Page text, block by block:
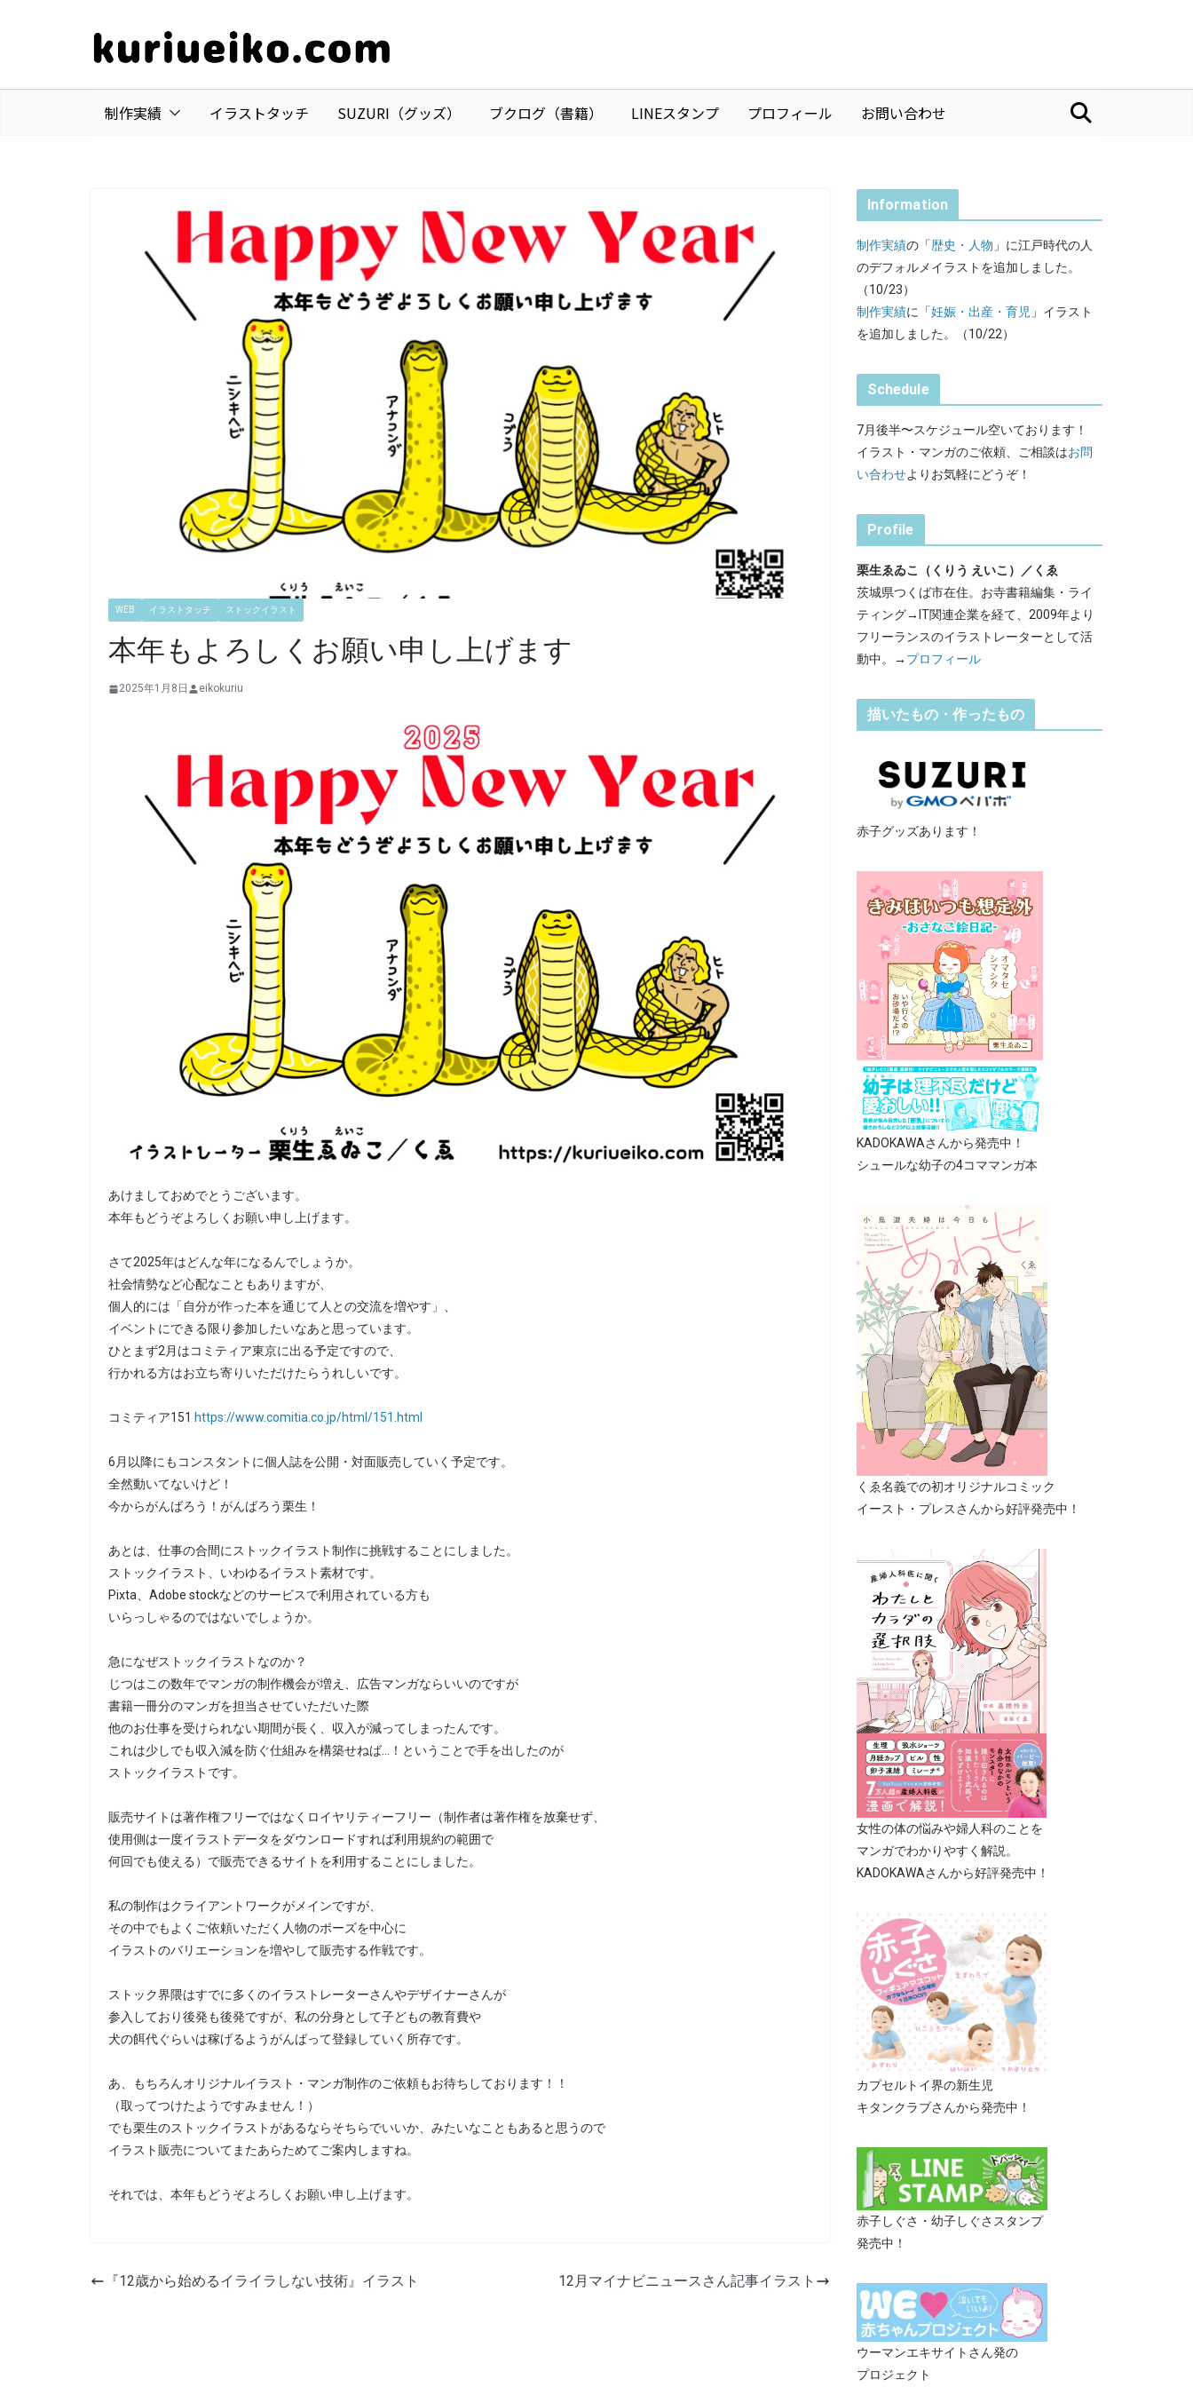
ン
制作実績 イラストタッチ SUZURI（グッズ） ブクログ（書籍） LINEスタンプ プロフィール お問い合わせ
WEB イラストタッチ ストックイラスト
本年もよろしくお願い申し上げます
2025年1月8日 eikokuriu
あけましておめでとうございます。
本年もどうぞよろしくお願い申し上げます。
さて2025年はどんな年になるんでしょうか。
社会情勢など心配なこともありますが、
個人的には「自分が作った本を通じて人との交流を増やす」、
イベントにできる限り参加したいなあと思っています。
ひとまず2月はコミティア東京に出る予定ですので、
行かれる方はお立ち寄りいただけたらうれしいです。
コミティア151 https://www.comitia.co.jp/html/151.html
6月以降にもコンスタントに個人誌を公開・対面販売していく予定です。
全然動いてないけど！
今からがんばろう！がんばろう栗生！
あとは、仕事の合間にストックイラスト制作に挑戦することにしました。
ストックイラスト、いわゆるイラスト素材です。
Pixta、Adobe stockなどのサービスで利用されている方も
いらっしゃるのではないでしょうか。
急になぜストックイラストなのか？
じつはこの数年でマンガの制作機会が増え、広告マンガならいいのですが
書籍一冊分のマンガを担当させていただいた際
他のお仕事を受けられない期間が長く、収入が減ってしまったんです。
これは少しでも収入減を防ぐ仕組みを構築せねば…！ということで手を出したのが
ストックイラストです。
販売サイトは著作権フリーではなくロイヤリティーフリー（制作者は著作権を放棄せず、
使用側は一度イラストデータをダウンロードすれば利用規約の範囲で
何回でも使える）で販売できるサイトを利用することにしました。
私の制作はクライアントワークがメインですが、
その中でもよくご依頼いただく人物のポーズを中心に
イラストのバリエーションを増やして販売する作戦です。
ストック界隈はすでに多くのイラストレーターさんやデザイナーさんが
参入しており後発も後発ですが、私の分身として子どもの教育費や
犬の餌代ぐらいは稼げるようがんばって登録していく所存です。
あ、もちろんオリジナルイラスト・マンガ制作のご依頼もお待ちしております！！
（取ってつけたようですみません！）
でも栗生のストックイラストがあるならそちらでいいか、みたいなこともあると思うので
イラスト販売についてまたあらためてご案内しますね。
それでは、本年もどうぞよろしくお願い申し上げます。
『12歳から始めるイライラしない技術』イラスト 12月マイナビニュースさん記事イラスト
Information
制作実績の「歴史・人物 」に江戸時代の人
のデフォルメイラストを追加しました。
（10/23）
制作実績に「妊娠・出産・育児」イラスト
を追加しました。（10/22）
Schedule
7月後半〜スケジュール空いております！
イラスト・マンガのご依頼、ご相談はお問
い合わせよりお気軽にどうぞ！
Profile
栗生ゑゐこ（くりう えいこ）／くゑ
茨城県つくば市在住。お寺書籍編集・ライ
ティング→IT関連企業を経て、2009年より
フリーランスのイラストレーターとして活
動中。→ プロフィール
描いたもの・作ったもの
赤子グッズあります！
KADOKAWAさんから発売中！
シュールな幼子の4コママンガ本
くゑ名義での初オリジナルコミック
イースト・プレスさんから好評発売中！
女性の体の悩みや婦人科のことを
マンガでわかりやすく解説。
KADOKAWAさんから好評発売中！
カプセルトイ界の新生児
キタンクラブさんから発売中！
赤子しぐさ・幼子しぐさスタンプ
発売中！
ウーマンエキサイトさん発の
プロジェクト